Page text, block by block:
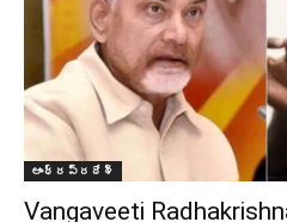
ఆంధ్రప్రదేశ్‌
Vangaveeti